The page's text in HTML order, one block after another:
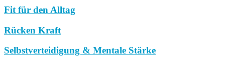
Fit für den Alltag
Rücken Kraft
Selbstverteidigung & Mentale Stärke